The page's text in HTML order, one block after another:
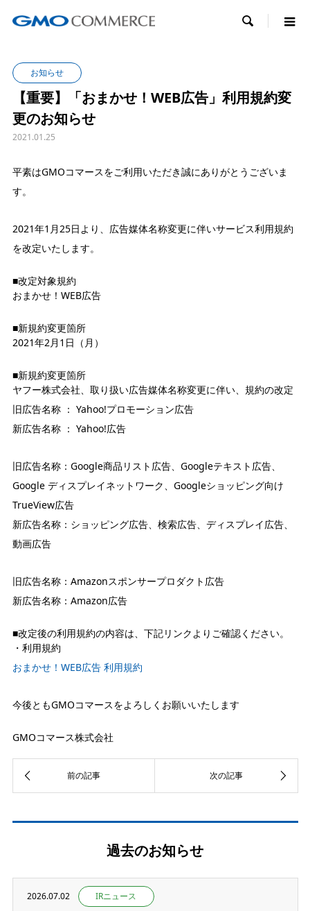

お知らせ
【重要】「おまかせ！WEB広告」利用規約変
更のお知らせ
2021.01.25
平素はGMOコマースをご利用いただき誠にありがとうございま
す。
2021年1月25日より、広告媒体名称変更に伴いサービス利用規約
を改定いたします。
■改定対象規約
おまかせ！WEB広告
■新規約変更箇所
2021年2月1日（月）
■新規約変更箇所
ヤフー株式会社、取り扱い広告媒体名称変更に伴い、規約の改定
旧広告名称 ： Yahoo!プロモーション広告
新広告名称 ： Yahoo!広告
旧広告名称：Google商品リスト広告、Googleテキスト広告、
Google ディスプレイネットワーク、Googleショッピング向け
TrueView広告
新広告名称：ショッピング広告、検索広告、ディスプレイ広告、
動画広告
旧広告名称：Amazonスポンサープロダクト広告
新広告名称：Amazon広告
■改定後の利用規約の内容は、下記リンクよりご確認ください。
・利用規約
おまかせ！WEB広告 利用規約
今後ともGMOコマースをよろしくお願いいたします
GMOコマース株式会社
過去のお知らせ
2026.07.02 IRニュース